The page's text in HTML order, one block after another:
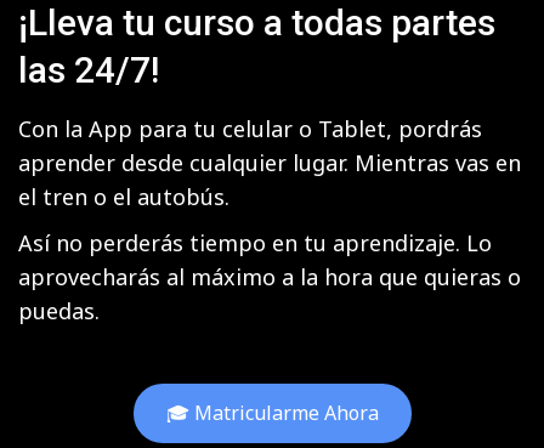
¡Lleva tu curso a todas partes
las 24/7!
Con la App para tu celular o Tablet, pordrás
aprender desde cualquier lugar. Mientras vas en
el tren o el autobús.
Así no perderás tiempo en tu aprendizaje. Lo
aprovecharás al máximo a la hora que quieras o
puedas.
🎓 Matricularme Ahora